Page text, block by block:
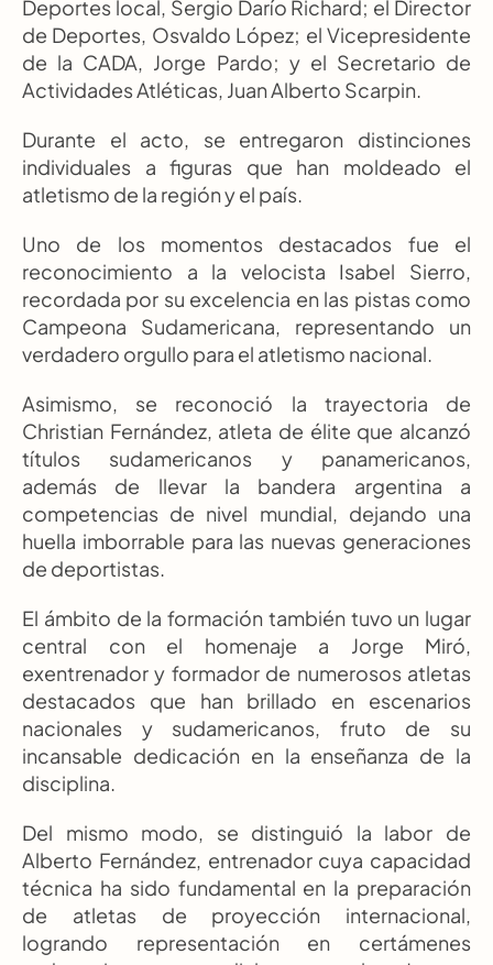
Deportes local, Sergio Darío Richard; el Director
de Deportes, Osvaldo López; el Vicepresidente
de la CADA, Jorge Pardo; y el Secretario de
Actividades Atléticas, Juan Alberto Scarpin.
Durante el acto, se entregaron distinciones
individuales a figuras que han moldeado el
atletismo de la región y el país.
Uno de los momentos destacados fue el
reconocimiento a la velocista Isabel Sierro,
recordada por su excelencia en las pistas como
Campeona Sudamericana, representando un
verdadero orgullo para el atletismo nacional.
Asimismo, se reconoció la trayectoria de
Christian Fernández, atleta de élite que alcanzó
títulos sudamericanos y panamericanos,
además de llevar la bandera argentina a
competencias de nivel mundial, dejando una
huella imborrable para las nuevas generaciones
de deportistas.
El ámbito de la formación también tuvo un lugar
central con el homenaje a Jorge Miró,
exentrenador y formador de numerosos atletas
destacados que han brillado en escenarios
nacionales y sudamericanos, fruto de su
incansable dedicación en la enseñanza de la
disciplina.
Del mismo modo, se distinguió la labor de
Alberto Fernández, entrenador cuya capacidad
técnica ha sido fundamental en la preparación
de atletas de proyección internacional,
logrando representación en certámenes